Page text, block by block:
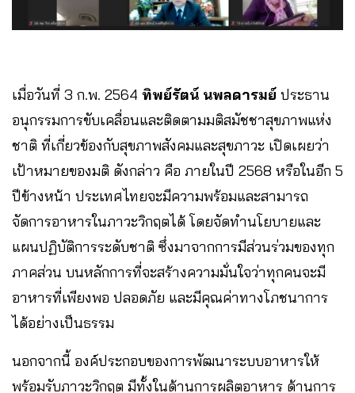
เมื่อวันที่​ 3​ ก.พ.​ 2564 ​ทิพย์รัตน์ นพลดารมย์ ประธาน
อนุกรรมการขับเคลื่อนและติดตามมติสมัชชาสุขภาพแห่ง
ชาติ ที่เกี่ยวข้องกับสุขภาพสังคมและสุขภาวะ เปิดเผยว่า
เป้าหมายของมติ ดังกล่าว คือ ภายในปี 2568 หรือในอีก 5
ปีข้างหน้า ประเทศไทยจะมีความพร้อมและสามารถ
จัดการอาหารในภาวะวิกฤตได้ โดยจัดทำนโยบายและ
แผนปฏิบัติการระดับชาติ ซึ่งมาจากการมีส่วนร่วมของทุก
ภาคส่วน บนหลักการที่จะสร้างความมั่นใจว่าทุกคนจะมี
อาหารที่เพียงพอ ปลอดภัย และมีคุณค่าทางโภชนาการ
ได้อย่างเป็นธรรม
นอกจากนี้ องค์ประกอบของการพัฒนาระบบอาหารให้
พร้อมรับภาวะวิกฤต มีทั้งในด้านการผลิตอาหาร ด้านการ